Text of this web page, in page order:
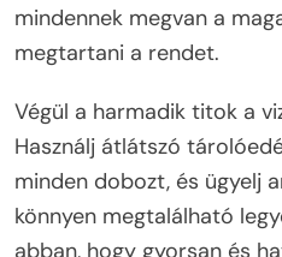
mindennek megvan a
megtartani a rendet.
Végül a harmadik titok a
Használj átlátszó
minden dobozt, és ügyelj
könnyen megtalálható